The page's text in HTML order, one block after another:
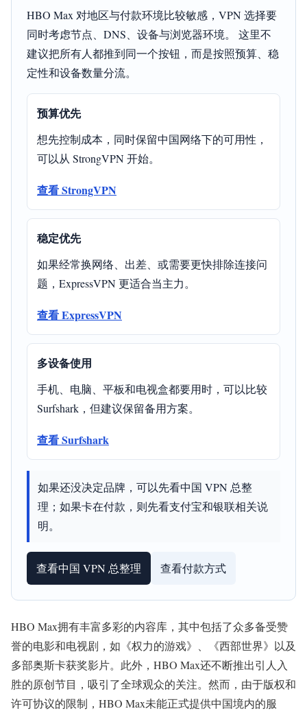
HBO Max 对地区与付款环境比较敏感，VPN 选择要
同时考虑节点、DNS、设备与浏览器环境。 这里不
建议把所有人都推到同一个按钮，而是按照预算、稳
定性和设备数量分流。
预算优先
想先控制成本，同时保留中国网络下的可用性，
可以从 StrongVPN 开始。
查看 StrongVPN
稳定优先
如果经常换网络、出差、或需要更快排除连接问
题，ExpressVPN 更适合当主力。
查看 ExpressVPN
多设备使用
手机、电脑、平板和电视盒都要用时，可以比较
Surfshark，但建议保留备用方案。
查看 Surfshark
如果还没决定品牌，可以先看中国 VPN 总整
理；如果卡在付款，则先看支付宝和银联相关说
明。
查看中国 VPN 总整理 查看付款方式
HBO Max拥有丰富多彩的内容库，其中包括了众多备受赞
誉的电影和电视剧，如《权力的游戏》、《西部世界》以及
多部奥斯卡获奖影片。此外，HBO Max还不断推出引人入
胜的原创节目，吸引了全球观众的关注。然而，由于版权和
许可协议的限制，HBO Max未能正式提供中国境内的服